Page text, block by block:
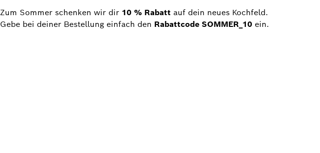
Zum Sommer schenken wir dir 10 % Rabatt auf dein neues Kochfeld.
Gebe bei deiner Bestellung einfach den Rabattcode SOMMER_10 ein.